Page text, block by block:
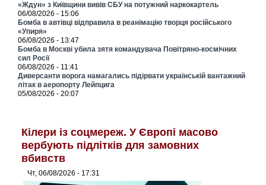
«Ждун» з Київщини вивів СБУ на потужний наркокартель
06/08/2026 - 15:06
Бомба в автівці відправила в реанімацію творця російського
«Упиря»
06/08/2026 - 13:47
Бомба в Москві убила зятя командувача Повітряно-космічних
сил Росії
06/08/2026 - 11:41
Диверсанти ворога намагались підірвати українській вантажний
літак в аеропорту Лейпцига
05/08/2026 - 20:07
Кілери із соцмереж. У Європі масово
вербують підлітків для замовних
вбивств
Чт, 06/08/2026 - 17:31